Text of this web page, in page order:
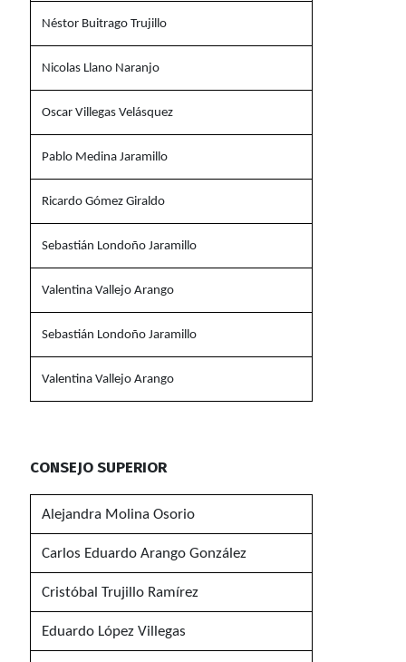
Néstor Buitrago Trujillo
Nicolas Llano Naranjo
Oscar Villegas Velásquez
Pablo Medina Jaramillo
Ricardo Gómez Giraldo
Sebastián Londoño Jaramillo
Valentina Vallejo Arango
Sebastián Londoño Jaramillo
Valentina Vallejo Arango
CONSEJO SUPERIOR
Alejandra Molina Osorio
Carlos Eduardo Arango González
Cristóbal Trujillo Ramírez
Eduardo López Villegas